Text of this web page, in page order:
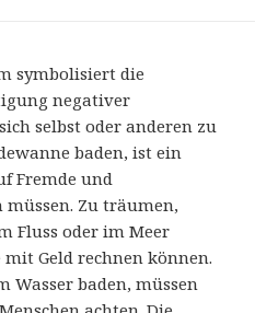
symbolisiert die
negativer
selbst oder anderen zu
baden, ist ein
Fremde und
Zu träumen,
Fluss oder im Meer
mit Geld rechnen können.
Wasser baden, müssen